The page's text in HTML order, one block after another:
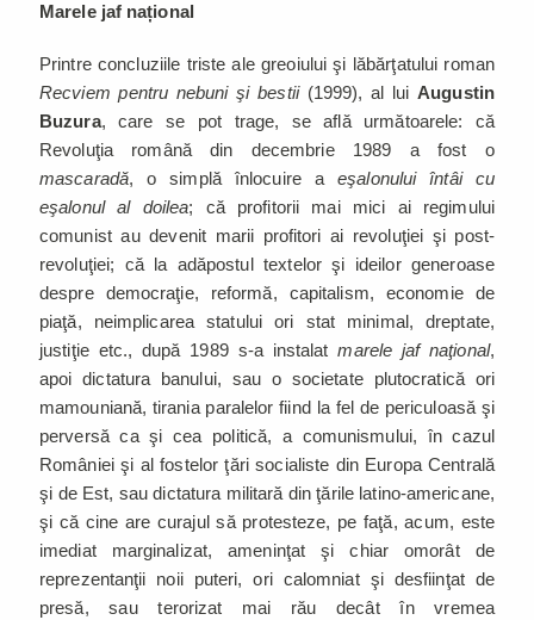
Marele jaf național
Printre concluziile triste ale greoiului şi lăbărţatului roman
Recviem pentru nebuni şi bestii(1999), al luiAugustin
Buzura, care se pot trage, se află următoarele: că
Revoluţia română din decembrie 1989 a fost o
mascaradă, o simplă înlocuire aeşalonului întâi cu
eşalonul al doilea; că profitorii mai mici ai regimului
comunist au devenit marii profitori ai revoluţiei şi post-
revoluţiei; că la adăpostul textelor şi ideilor generoase
despre democraţie, reformă, capitalism, economie de
piaţă, neimplicarea statului ori stat minimal, dreptate,
justiţie etc., după 1989 s-a instalatmarele jaf naţional,
apoi dictatura banului, sau o societate plutocratică ori
mamouniană, tirania paralelor fiind la fel de periculoasă şi
perversă ca şi cea politică, a comunismului, în cazul
României şi al fostelor ţări socialiste din Europa Centrală
şi de Est, sau dictatura militară din ţările latino-americane,
şi că cine are curajul să protesteze, pe faţă, acum, este
imediat marginalizat, ameninţat şi chiar omorât de
reprezentanţii noii puteri, ori calomniat şi desfiinţat de
presă, sau terorizat mai rău decât în vremea